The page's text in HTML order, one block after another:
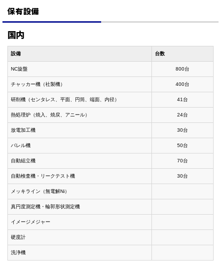
保有設備
国内
設備 台数
NC旋盤 800台
チャッカー機（社製機） 400台
研削機（センタレス、平面、円筒、端面、内径） 41台
熱処理炉（焼入、焼戻、アニール） 24台
放電加工機 30台
バレル機 50台
自動組立機 70台
自動検査機・リークテスト機 30台
メッキライン（無電解Ni）
真円度測定機・輪郭形状測定機
イメージメジャー
硬度計
洗浄機